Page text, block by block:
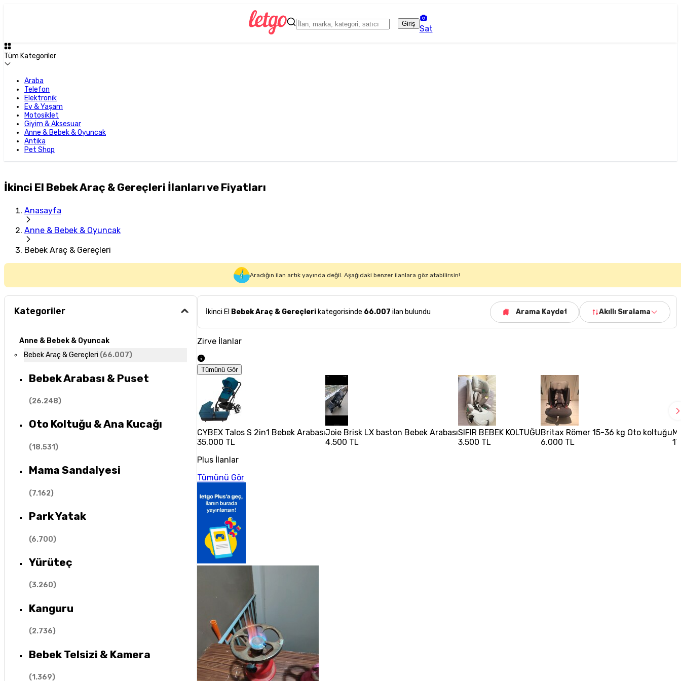
Giriş
Sat
Tüm Kategoriler
Araba
Telefon
Elektronik
Ev & Yaşam
Motosiklet
Giyim & Aksesuar
Anne & Bebek & Oyuncak
Antika
Pet Shop
İkinci El Bebek Araç & Gereçleri İlanları ve Fiyatları
Anasayfa
Anne & Bebek & Oyuncak
Bebek Araç & Gereçleri
Aradığın ilan artık yayında değil. Aşağıdaki benzer ilanlara göz atabilirsin!
Kategoriler
Anne & Bebek & Oyuncak
Bebek Araç & Gereçleri (66.007)
Bebek Arabası & Puset
(26.248)
Oto Koltuğu & Ana Kucağı
(18.531)
Mama Sandalyesi
(7.162)
Park Yatak
(6.700)
Yürüteç
(3.260)
Kanguru
(2.736)
Bebek Telsizi & Kamera
(1.369)
İkinci El Bebek Araç & Gereçleri kategorisinde 66.007 ilan bulundu Arama Kaydet Akıllı Sıralama
Zirve İlanlar
Tümünü Gör
CYBEX Talos S 2in1 Bebek Arabası
35.000 TL
Joie Brisk LX baston Bebek Arabası
4.500 TL
SIFIR BEBEK KOLTUĞU
3.500 TL
Britax Römer 15-36 kg Oto koltuğu
6.000 TL
Plus İlanlar
Tümünü Gör